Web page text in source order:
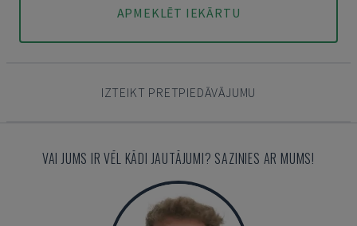
APMEKLĒT IEKĀRTU
IZTEIKT PRETPIEDĀVĀJUMU
VAI JUMS IR VĒL KĀDI JAUTĀJUMI? SAZINIES AR MUMS!